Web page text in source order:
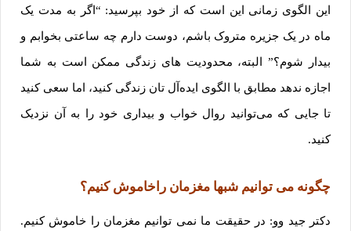
این الگوی زمانی این است که از خود بپرسید: “اگر به مدت یک
ماه در یک جزیره متروک باشم، دوست دارم چه ساعتی بخوابم و
بیدار شوم؟” البته، محدودیت ‌های زندگی ممکن است به شما
اجازه ندهد مطابق با الگوی ایده‌آل تان زندگی کنید، اما سعی کنید
تا جایی که می‌توانید روال‌ خواب و بیداری خود را به آن نزدیک
کنید.
چگونه می ‌توانیم شبها مغزمان راخاموش کنیم؟
دکتر جید وو: در حقیقت ما نمی توانیم مغزمان را خاموش کنیم.